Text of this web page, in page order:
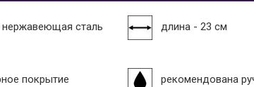
нержавеющая сталь длина - 23 см
покрытие рекомендована